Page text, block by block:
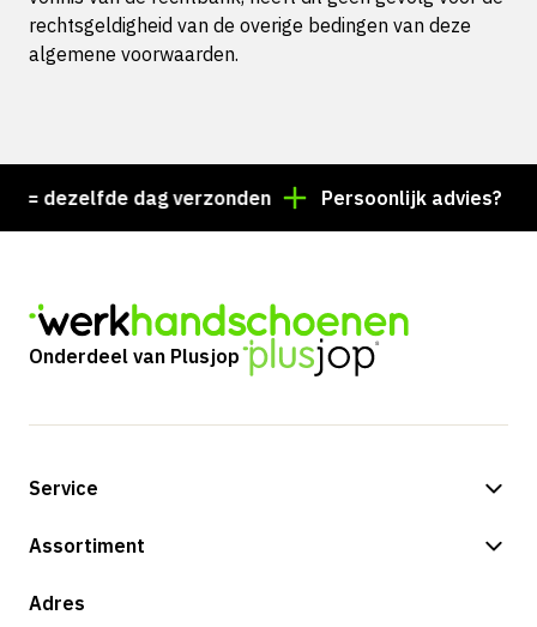
rechtsgeldigheid van de overige bedingen van deze
algemene voorwaarden.
dag verzonden Persoonlijk advies? Bel +31 85
Onderdeel van Plusjop
Service
Betalingsmogelijkheden
Retouren & service
Assortiment
Shop
Adres